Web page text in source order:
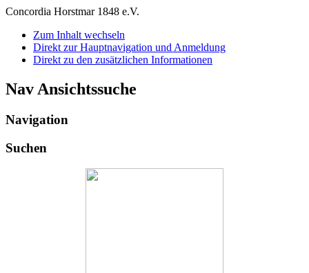
Concordia Horstmar 1848 e.V.
Zum Inhalt wechseln
Direkt zur Hauptnavigation und Anmeldung
Direkt zu den zusätzlichen Informationen
Nav Ansichtssuche
Navigation
Suchen